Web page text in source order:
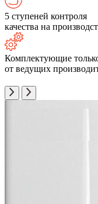
5 ступеней контроля
качества на
Комплектующие
от ведущих